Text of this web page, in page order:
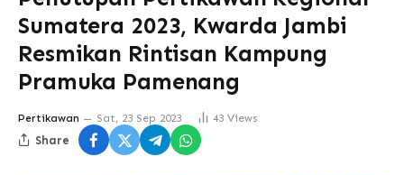
Sumatera 2023, Kwarda Jambi
Resmikan Rintisan Kampung
Pramuka Pamenang
Pertikawan Sat, 23 Sep 2023 43 Views
Share